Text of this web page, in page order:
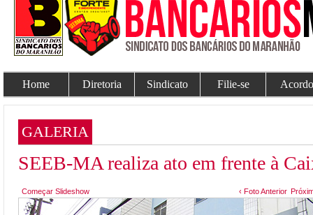
Home Diretoria Sindicato Filie-se
GALERIA
SEEB-MA realiza ato em frente à
Começar Slideshow ‹ Foto Anterior